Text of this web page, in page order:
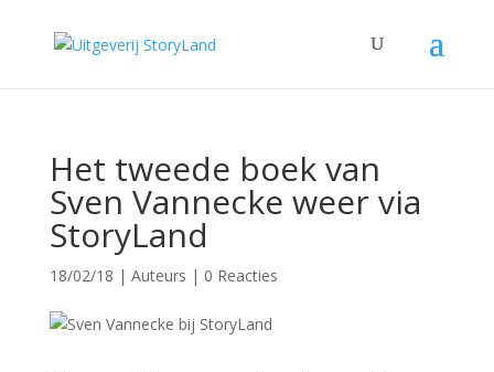
Het tweede boek van
Sven Vannecke weer via
StoryLand
18/02/18 | Auteurs | 0 Reacties